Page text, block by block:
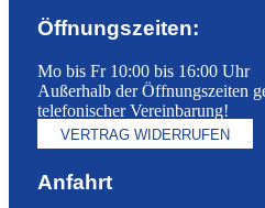
Öffnungszeiten:
Mo bis Fr 10:00 bis 16:00 Uhr
Außerhalb der Öffnungszeiten
telefonischer Vereinbarung!
VERTRAG WIDERRUFEN
Anfahrt